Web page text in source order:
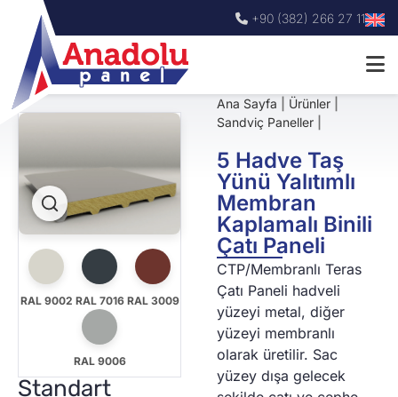
+90 (382) 266 27 11
RAL 9002 RAL 7016 RAL 3009
RAL 9006
Standart
Ana Sayfa Ürünler
Sandviç Paneller
5 Hadve Taş
Yünü Yalıtımlı
Membran
Kaplamalı Binili
Çatı Paneli
CTP/Membranlı Teras
Çatı Paneli hadveli
yüzeyi metal, diğer
yüzeyi membranlı
olarak üretilir. Sac
yüzey dışa gelecek